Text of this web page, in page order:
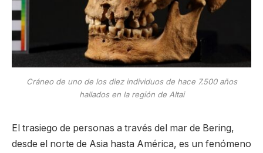
Cráneo de uno de los diez individuos de hace 7.500 años
hallados en la región de Altai
El trasiego de personas a través del mar de Bering,
desde el norte de Asia hasta América, es un fenómeno